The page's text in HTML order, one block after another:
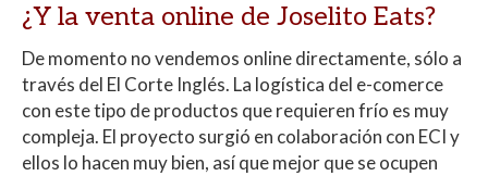
¿Y la venta online de Joselito Eats?
De momento no vendemos online directamente, sólo a
través del El Corte Inglés. La logística del e-comerce
con este tipo de productos que requieren frío es muy
compleja. El proyecto surgió en colaboración con ECI y
ellos lo hacen muy bien, así que mejor que se ocupen